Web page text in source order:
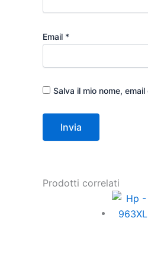
Email *
Salva il mio nome,
Prodotti correlati